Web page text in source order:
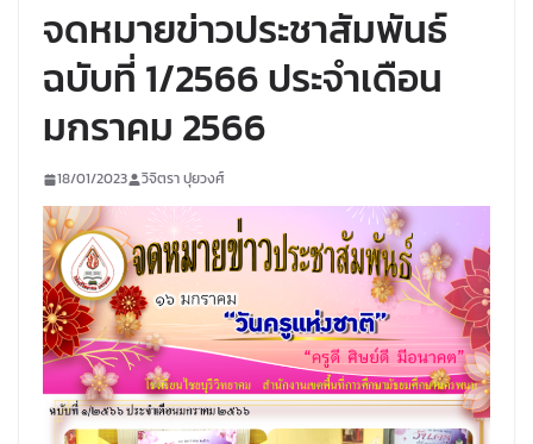
จดหมายข่าวประชาสัมพันธ์
ฉบับที่ 1/2566 ประจำเดือน
มกราคม 2566
18/01/2023 วิจิตรา ปุยวงศ์